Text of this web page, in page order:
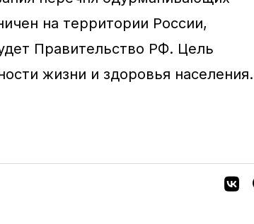
на территории России,
Правительство РФ. Цель
жизни и здоровья населения.